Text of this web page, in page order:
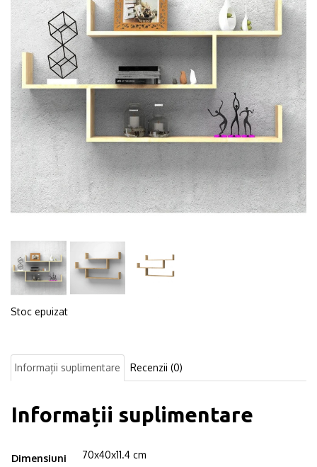
Stoc epuizat
Informații suplimentare Recenzii (0)
Informații suplimentare
Dimensiuni 70x40x11.4 cm